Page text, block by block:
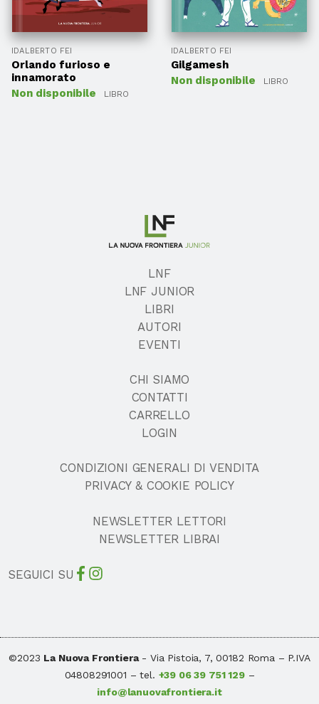
IDALBERTO FEI
Orlando furioso e
innamorato
Non disponibile
LIBRO
IDALBERTO FEI
Gilgamesh
Non disponibile
LIBRO
LNF
LNF JUNIOR
LIBRI
AUTORI
EVENTI
CHI SIAMO
CONTATTI
CARRELLO
LOGIN
CONDIZIONI GENERALI DI VENDITA
PRIVACY & COOKIE POLICY
NEWSLETTER LETTORI
NEWSLETTER LIBRAI
SEGUICI SU
©2023 La Nuova Frontiera- Via Pistoia, 7, 00182 Roma – P.IVA
04808291001 – tel. +39 06 39 751 129–
info@lanuovafrontiera.it